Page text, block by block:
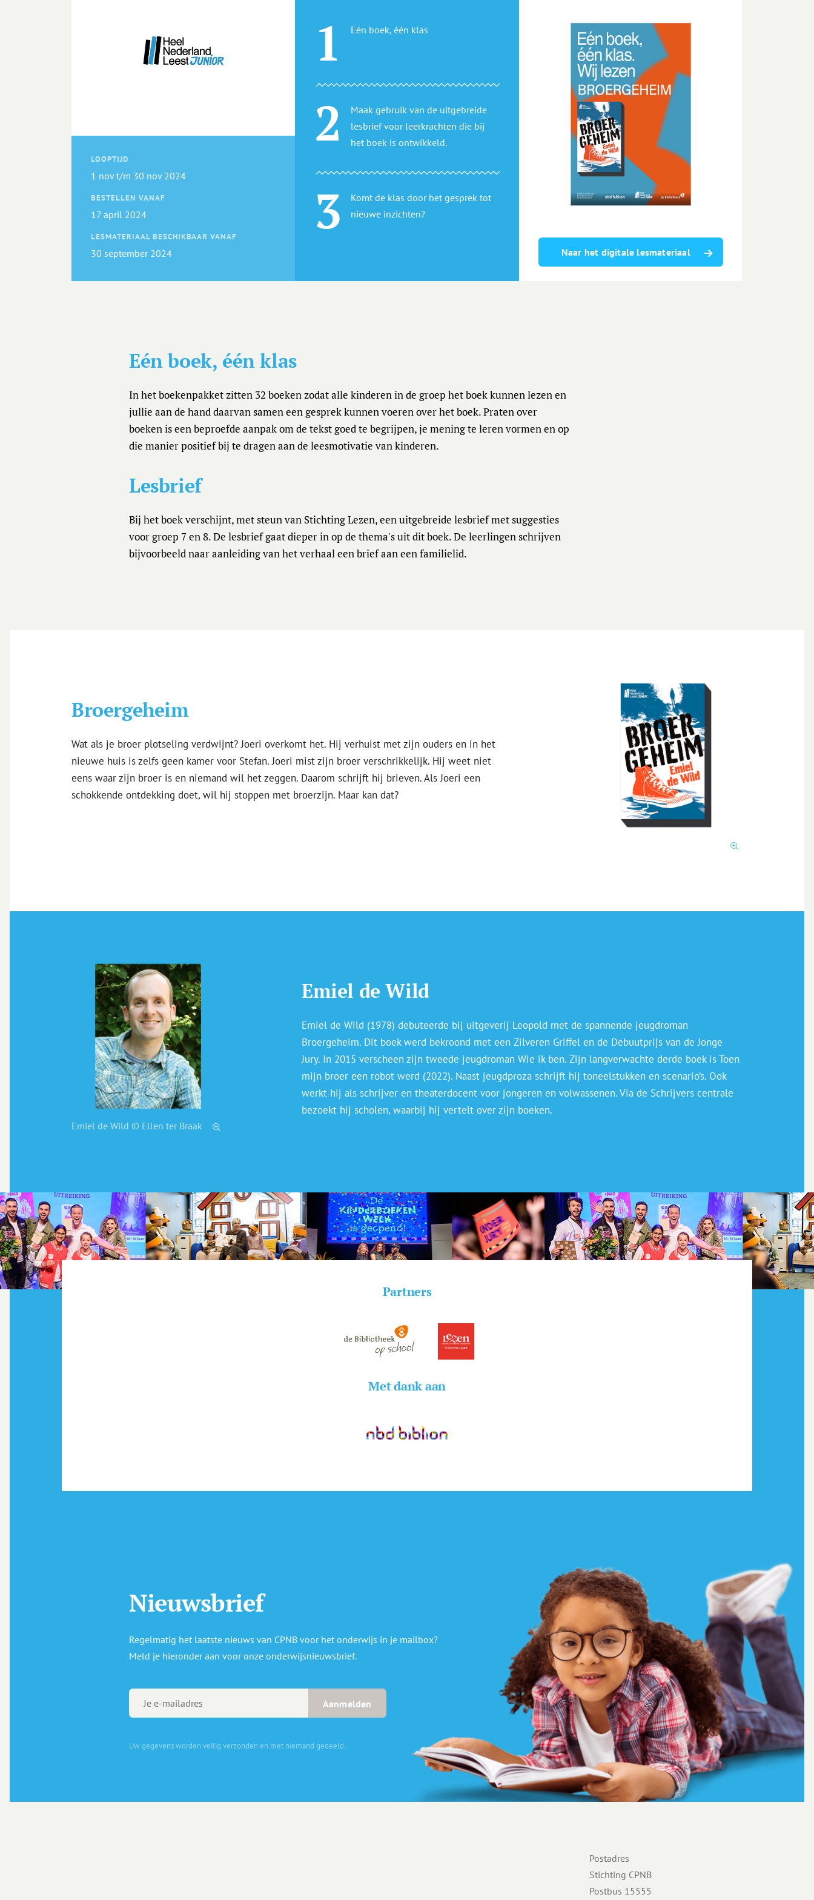
LOOPTIJD
1 nov t/m 30 nov 2024
BESTELLEN VANAF
17 april 2024
LESMATERIAAL BESCHIKBAAR VANAF
30 september 2024
Eén boek, één klas
Maak gebruik van de uitgebreide
lesbrief voor leerkrachten die bij
het boek is ontwikkeld.
Komt de klas door het gesprek tot
nieuwe inzichten?
Naar het digitale lesmateriaal
Eén boek, één klas
In het boekenpakket zitten 32 boeken zodat alle kinderen in de groep het boek kunnen lezen en
jullie aan de hand daarvan samen een gesprek kunnen voeren over het boek. Praten over
boeken is een beproefde aanpak om de tekst goed te begrijpen, je mening te leren vormen en op
die manier positief bij te dragen aan de leesmotivatie van kinderen.
Lesbrief
Bij het boek verschijnt, met steun van Stichting Lezen, een uitgebreide lesbrief met suggesties
voor groep 7 en 8. De lesbrief gaat dieper in op de thema's uit dit boek. De leerlingen schrijven
bijvoorbeeld naar aanleiding van het verhaal een brief aan een familielid.
Broergeheim
Wat als je broer plotseling verdwijnt? Joeri overkomt het. Hij verhuist met zijn ouders en in het
nieuwe huis is zelfs geen kamer voor Stefan. Joeri mist zijn broer verschrikkelijk. Hij weet niet
eens waar zijn broer is en niemand wil het zeggen. Daarom schrijft hij brieven. Als Joeri een
schokkende ontdekking doet, wil hij stoppen met broerzijn. Maar kan dat?
Emiel de Wild © Ellen ter Braak
Emiel de Wild
Emiel de Wild (1978) debuteerde bij uitgeverij Leopold met de spannende jeugdroman
Broergeheim. Dit boek werd bekroond met een Zilveren Griffel en de Debuutprijs van de Jonge
Jury. In 2015 verscheen zijn tweede jeugdroman Wie ik ben. Zijn langverwachte derde boek is Toen
mijn broer een robot werd (2022). Naast jeugdproza schrijft hij toneelstukken en scenario’s. Ook
werkt hij als schrijver en theaterdocent voor jongeren en volwassenen. Via de Schrijvers centrale
bezoekt hij scholen, waarbij hij vertelt over zijn boeken.
Partners
Met dank aan
Nieuwsbrief
Regelmatig het laatste nieuws van CPNB voor het onderwijs in je mailbox?
Meld je hieronder aan voor onze onderwijsnieuwsbrief.
Uw gegevens worden veilig verzonden en met niemand gedeeld.
Postadres
Stichting CPNB
Postbus 15555